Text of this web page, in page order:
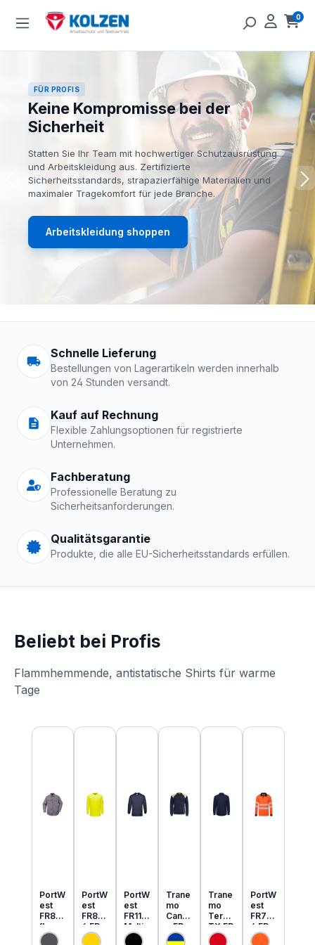
Zum Hauptinhalt springen 0
FÜR PROFIS
Keine Kompromisse bei der
Sicherheit
Statten Sie Ihr Team mit hochwertiger Schutzausrüstung
und Arbeitskleidung aus. Zertifizierte
Sicherheitsstandards, strapazierfähige Materialien und
maximaler Tragekomfort für jede Branche.
Arbeitskleidung shoppen
Arbeitskleidung |
Schnelle Lieferung
Bestellungen von Lagerartikeln werden innerhalb
von 24 Stunden versandt.
Kauf auf Rechnung
Flexible Zahlungsoptionen für registrierte
Unternehmen.
Fachberatung
Professionelle Beratung zu
Sicherheitsanforderungen.
Qualitätsgarantie
Produkte, die alle EU-Sicherheitsstandards erfüllen.
Beliebt bei Profis
Flammhemmende, antistatische Shirts für warme
Tage
Produktgalerie überspringen
PortW
est
FR89
flamm
hemm
PortW
est
FR80
6 FR
MultiN
PortW
est
FR11
Multi
Norm
Trane
mo
Cante
x FR
MultiN
Trane
mo
Tera
TX FR
leicht
PortW
est
FR73
4 FR
MultiN